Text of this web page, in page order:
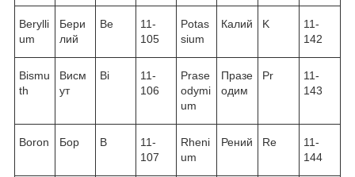
Berylli
um
Бери
лий
Be
11-
105
Potas
sium
Калий K
11-
142
Bismu
th
Висм
ут
Bi
11-
106
Prase
odymi
um
Празе
одим
Pr
11-
143
Boron Бор B
11-
107
Rheni
um
Рений Re
11-
144